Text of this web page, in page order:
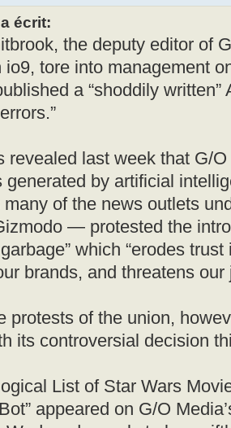
écrit:
the deputy editor of
io9, tore into management
a “shoddily written”
revealed last week that G/
generated by artificial
of the news outlets
— protested the
which “erodes
brands, and threatens our
protests of the union,
its controversial decision
List of Star Wars
appeared on G/O